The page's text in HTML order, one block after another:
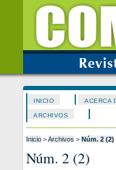
INICIO ACERCA
ARCHIVOS
Inicio >Archivos > Núm. 2 (2)
Núm. 2 (2)